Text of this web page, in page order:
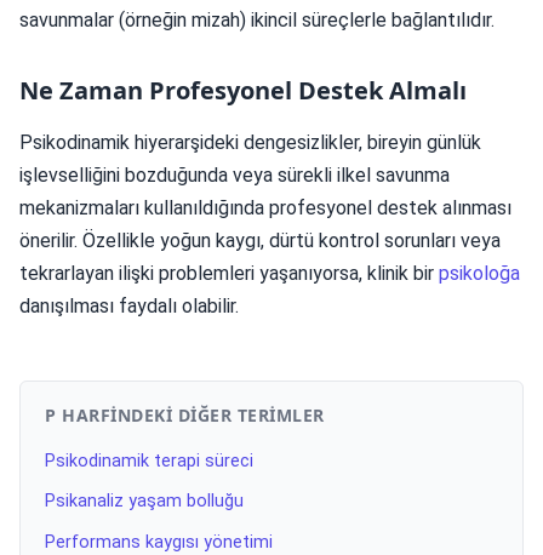
savunmalar (örneğin mizah) ikincil süreçlerle bağlantılıdır.
Ne Zaman Profesyonel Destek Almalı
Psikodinamik hiyerarşideki dengesizlikler, bireyin günlük
işlevselliğini bozduğunda veya sürekli ilkel savunma
mekanizmaları kullanıldığında profesyonel destek alınması
önerilir. Özellikle yoğun kaygı, dürtü kontrol sorunları veya
tekrarlayan ilişki problemleri yaşanıyorsa, klinik bir psikoloğa
danışılması faydalı olabilir.
P HARFINDEKI DIĞER TERIMLER
Psikodinamik terapi süreci
Psikanaliz yaşam bolluğu
Performans kaygısı yönetimi